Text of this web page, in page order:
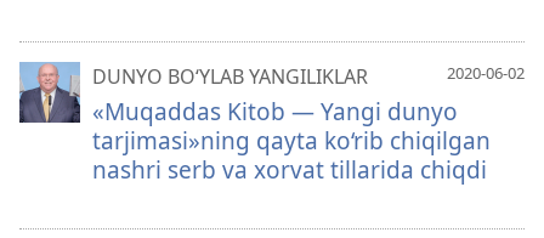
2020-06-02
DUNYO BO‘YLAB YANGILIKLAR
«Muqaddas Kitob — Yangi dunyo
tarjimasi»ning qayta ko‘rib chiqilgan
nashri serb va xorvat tillarida chiqdi